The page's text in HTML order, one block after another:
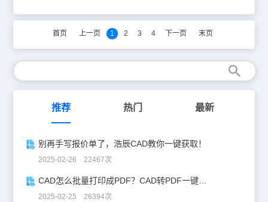
CAD图纸下载资源中的相关图纸，来辅助完成图纸的设计。小编整理
了与建筑设计相关的别墅室内平面布局CAD图纸，大家可以使用
了相应的尺寸信息，便于我们快速了解设计方案。大家可以使用国产
CAD软件，浩辰CAD看图王或者浩辰CAD官网在线查看该别墅室内
首页 上一页 1 2 3 4 下一页 末页
推荐 热门 最新
别再手写报价单了，浩辰CAD教你一键获取！
2025-02-26 22467次
CAD怎么批量打印成PDF？CAD转PDF一键批量完成！
2025-02-25 26394次